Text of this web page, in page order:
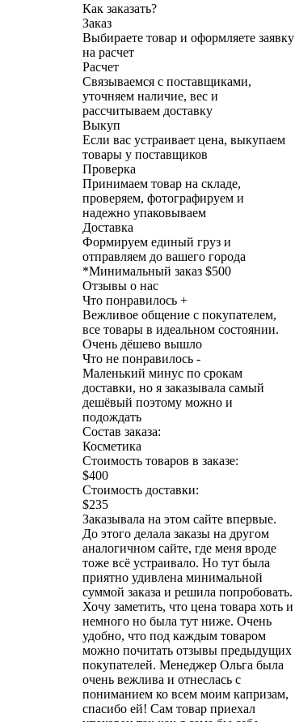
Как заказать?
Заказ
Выбираете товар и оформляете заявку
на расчет
Расчет
Связываемся с поставщиками,
уточняем наличие, вес и
рассчитываем доставку
Выкуп
Если вас устраивает цена, выкупаем
товары у поставщиков
Проверка
Принимаем товар на складе,
проверяем, фотографируем и
надежно упаковываем
Доставка
Формируем единый груз и
отправляем до вашего города
*Минимальный заказ $500
Отзывы о нас
Что понравилось +
Вежливое общение с покупателем,
все товары в идеальном состоянии.
Очень дёшево вышло
Что не понравилось -
Маленький минус по срокам
доставки, но я заказывала самый
дешёвый поэтому можно и
подождать
Состав заказа:
Косметика
Стоимость товаров в заказе:
$400
Стоимость доставки:
$235
Заказывала на этом сайте впервые.
До этого делала заказы на другом
аналогичном сайте, где меня вроде
тоже всё устраивало. Но тут была
приятно удивлена минимальной
суммой заказа и решила попробовать.
Хочу заметить, что цена товара хоть и
немного но была тут ниже. Очень
удобно, что под каждым товаром
можно почитать отзывы предыдущих
покупателей. Менеджер Ольга была
очень вежлива и отнеслась с
пониманием ко всем моим капризам,
спасибо ей! Сам товар приехал